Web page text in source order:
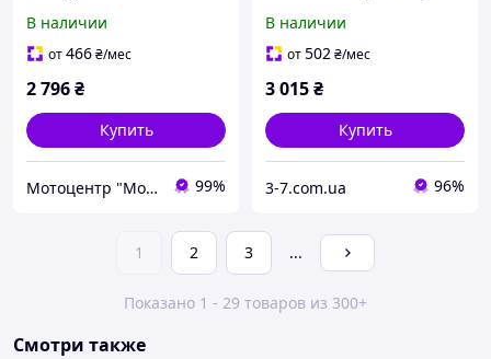
В наличии
от466₴/мес
2 796₴
Купить
Мотоцентр "МотоR" 99%
В наличии
от502₴/мес
3 015₴
Купить
3-7.com.ua 96%
1 2 3 ...
Показано 1 - 29 товаров из 300+
Смотри также